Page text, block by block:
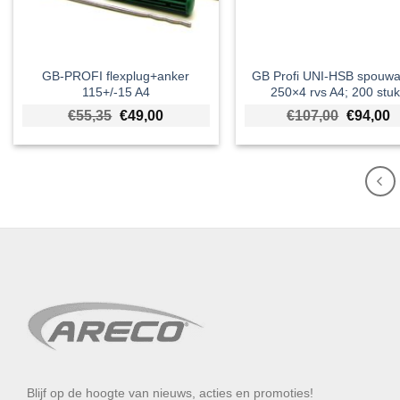
GB-PROFI flexplug+anker
115+/-15 A4
€55,35 Oorspronkelijke prijs was: €55,35.
€49,00Huidige prijs is: €49,00.
GB Profi UNI-HSB
250×4 rvs A4; 200
€107,00 €94,00
Blijf op de hoogte van nieuws, acties en promoties!